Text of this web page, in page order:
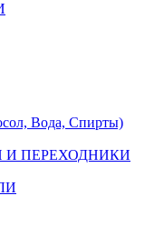
Вода, Спирты)
И ПЕРЕХОДНИКИ